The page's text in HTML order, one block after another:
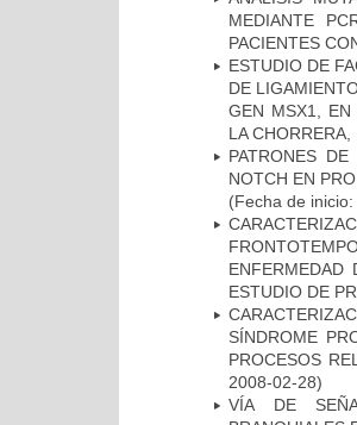
MEDIANTE
PACIENTES
ESTUDIO DE
DE
GEN MSX1, EN
LA
PATRONES
NOTCH EN
(Fecha de
ENFERMEDAD
ESTUDIO DE
SÍNDROME
PROCESOS
2008-02-28)
VÍA DE